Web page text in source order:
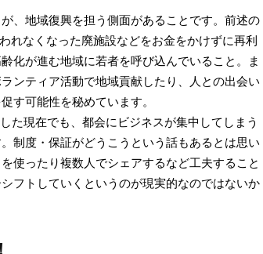
、地域復興を担う側面があることです。前述の
れなくなった廃施設などをお金をかけずに再利
化が進む地域に若者を呼び込んでいること。ま
ンティア活動で地域貢献したり、人との出会い
す可能性を秘めています。
た現在でも、都会にビジネスが集中してしまう
制度・保証がどうこうという話もあるとは思い
使ったり複数人でシェアするなど工夫すること
フトしていくというのが現実的なのではないか